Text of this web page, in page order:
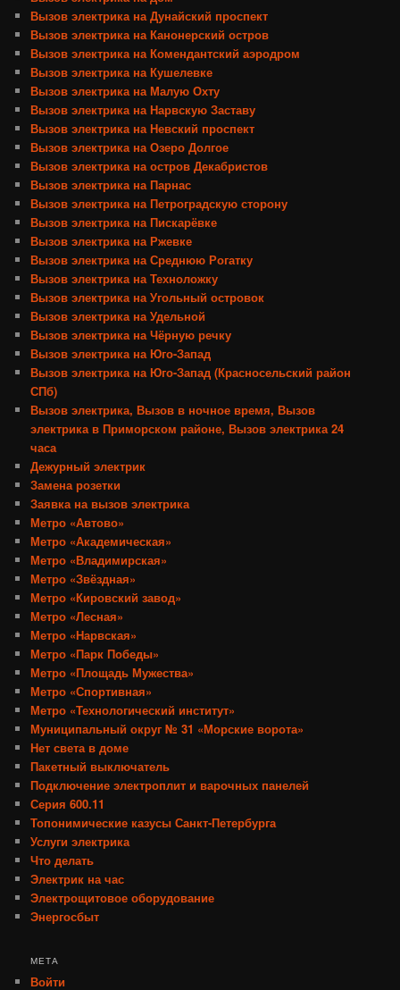
Вызов электрика на Дунайский проспект
Вызов электрика на Канонерский остров
Вызов электрика на Комендантский аэродром
Вызов электрика на Кушелевке
Вызов электрика на Малую Охту
Вызов электрика на Нарвскую Заставу
Вызов электрика на Невский проспект
Вызов электрика на Озеро Долгое
Вызов электрика на остров Декабристов
Вызов электрика на Парнас
Вызов электрика на Петроградскую сторону
Вызов электрика на Пискарёвке
Вызов электрика на Ржевке
Вызов электрика на Среднюю Рогатку
Вызов электрика на Техноложку
Вызов электрика на Угольный островок
Вызов электрика на Удельной
Вызов электрика на Чёрную речку
Вызов электрика на Юго-Запад
Вызов электрика на Юго-Запад (Красносельский район
СПб)
Вызов электрика, Вызов в ночное время, Вызов
электрика в Приморском районе, Вызов электрика 24
часа
Дежурный электрик
Замена розетки
Заявка на вызов электрика
Метро «Автово»
Метро «Академическая»
Метро «Владимирская»
Метро «Звёздная»
Метро «Кировский завод»
Метро «Лесная»
Метро «Нарвская»
Метро «Парк Победы»
Метро «Площадь Мужества»
Метро «Спортивная»
Метро «Технологический институт»
Муниципальный округ № 31 «Морские ворота»
Нет света в доме
Пакетный выключатель
Подключение электроплит и варочных панелей
Серия 600.11
Топонимические казусы Санкт-Петербурга
Услуги электрика
Что делать
Электрик на час
Электрощитовое оборудование
Энергосбыт
МЕТА
Войти